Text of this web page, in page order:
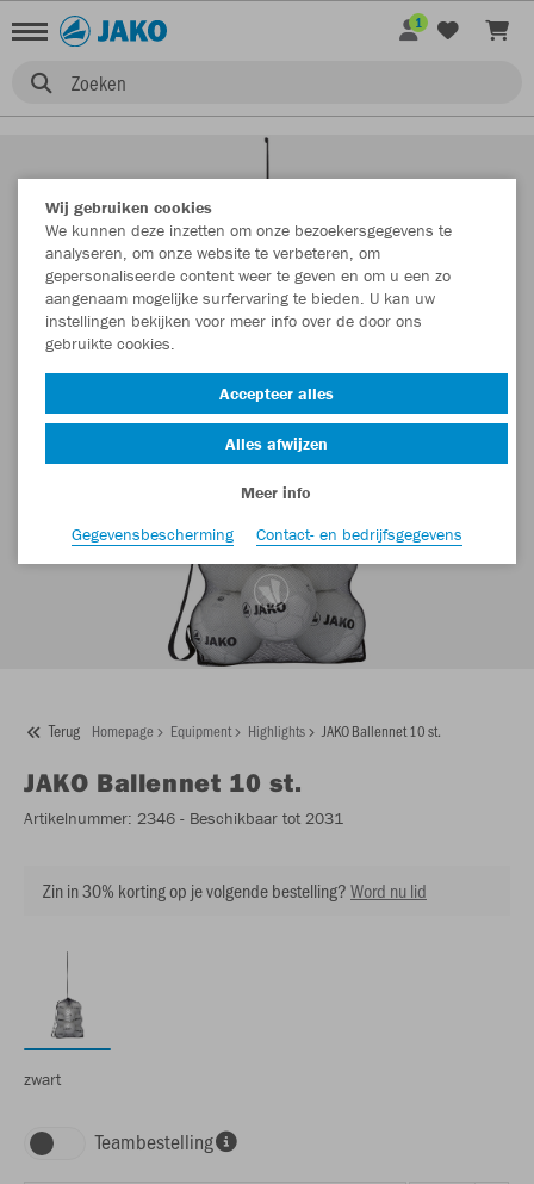
Zoeken
1
Terug Homepage Equipment Highlights JAKO Ballennet 10 st.
JAKO Ballennet 10 st.
Artikelnummer: 2346 - Beschikbaar tot 2031
Zin in 30% korting op je volgende bestelling?Word nu lid
zwart
Teambestelling
Wij gebruiken cookies
We kunnen deze inzetten om onze bezoekersgegevens te
analyseren, om onze website te verbeteren, om
gepersonaliseerde content weer te geven en om u een zo
aangenaam mogelijke surfervaring te bieden. U kan uw
instellingen bekijken voor meer info over de door ons
gebruikte cookies.
Accepteer alles
Alles afwijzen
Meer info
Gegevensbescherming
Contact- en bedrijfsgegevens